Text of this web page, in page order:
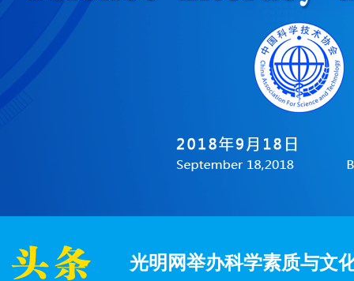
光明网举办科学素质与文